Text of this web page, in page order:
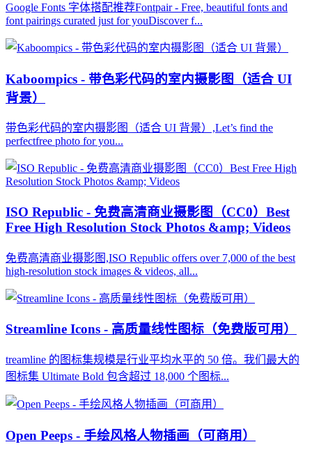
Google Fonts 字体搭配推荐Fontpair - Free, beautiful fonts and
font pairings curated just for youDiscover f...
Kaboompics - 带色彩代码的室内摄影图（适合 UI
背景）
带色彩代码的室内摄影图（适合 UI 背景）,Let’s find the
perfectfree photo for you...
ISO Republic - 免费高清商业摄影图（CC0）Best
Free High Resolution Stock Photos &amp; Videos
免费高清商业摄影图,ISO Republic offers over 7,000 of the best
high-resolution stock images & videos, all...
Streamline Icons - 高质量线性图标（免费版可用）
treamline 的图标集规模是行业平均水平的 50 倍。我们最大的
图标集 Ultimate Bold 包含超过 18,000 个图标...
Open Peeps - 手绘风格人物插画（可商用）